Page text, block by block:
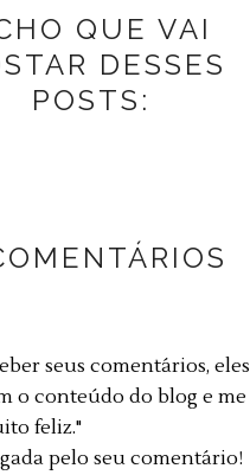
QUE VAI
DESSES
POSTS:
seus comentários, eles
o conteúdo do blog e me
feliz."
pelo seu comentário!